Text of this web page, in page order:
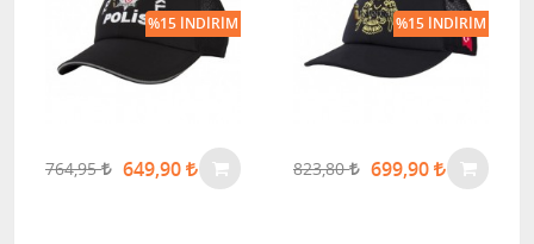
764,95 649,90
%15 İNDIRIM
823,80 699,90
%15 İNDIRIM